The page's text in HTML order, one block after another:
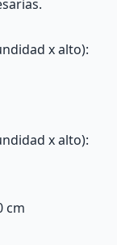
x alto):
x alto):
cm